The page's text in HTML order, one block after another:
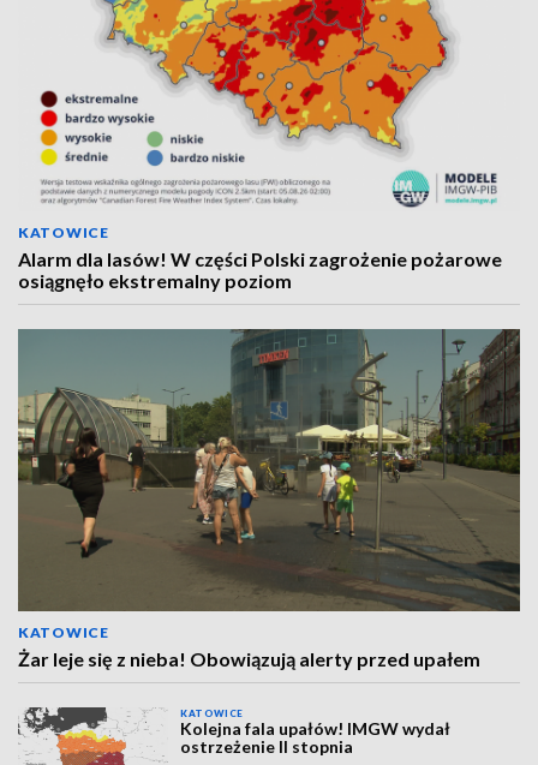
KATOWICE
Alarm dla lasów! W części Polski zagrożenie pożarowe
osiągnęło ekstremalny poziom
KATOWICE
Żar leje się z nieba! Obowiązują alerty przed upałem
KATOWICE
Kolejna fala upałów! IMGW wydał
ostrzeżenie II stopnia